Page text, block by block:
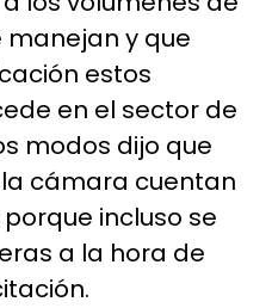
manejan y que
estos
en el sector de
modos dijo que
cámara cuentan
incluso se
a la hora de